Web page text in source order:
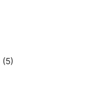
(5)